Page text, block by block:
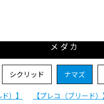
メダカ
シクリッド ナマズ
）】 【プレコ（ブリード）